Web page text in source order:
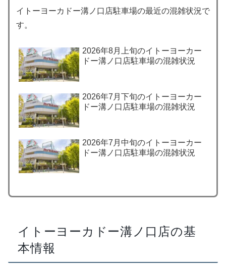
イトーヨーカドー溝ノ口店駐車場の最近の混雑状況で
す。
2026年8月上旬のイトーヨーカー
ドー溝ノ口店駐車場の混雑状況
2026年7月下旬のイトーヨーカー
ドー溝ノ口店駐車場の混雑状況
2026年7月中旬のイトーヨーカー
ドー溝ノ口店駐車場の混雑状況
イトーヨーカドー溝ノ口店の基
本情報